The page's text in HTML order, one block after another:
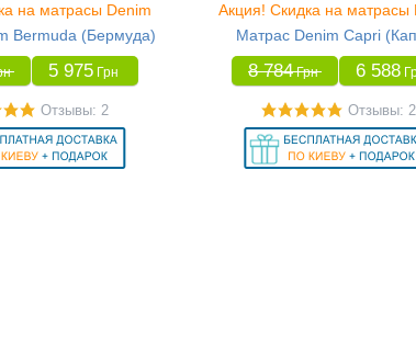
на матрасы Denim
Bermuda (Бермуда)
5 975 Грн
Отзывы: 2
Акция! Скидка на матрасы
Матрас Denim Capri
8 784 Грн 6 588
Отзывы: 2